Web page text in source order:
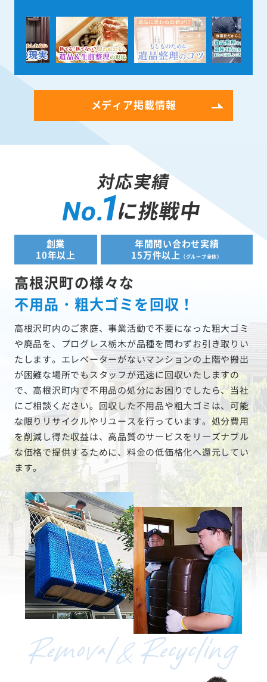
メディア掲載情報
対応実績
No.1に挑戦中
創業
10年以上
年間問い合わせ実績
15万件以上
（グループ全体）
高根沢町の様々な
不用品・粗大ゴミを回収！
高根沢町内のご家庭、事業活動で不要になった粗大ゴミ
や廃品を、プログレス栃木が品種を問わずお引き取りい
たします。エレベーターがないマンションの上階や搬出
が困難な場所でもスタッフが迅速に回収いたしますの
で、高根沢町内で不用品の処分にお困りでしたら、当社
にご相談ください。回収した不用品や粗大ゴミは、可能
な限りリサイクルやリユースを行っています。処分費用
を削減し得た収益は、高品質のサービスをリーズナブル
な価格で提供するために、料金の低価格化へ還元してい
ます。